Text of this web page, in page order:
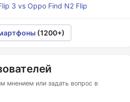
3 vs Oppo Find N2 Flip
(1200+)
мнением или задать вопрос в